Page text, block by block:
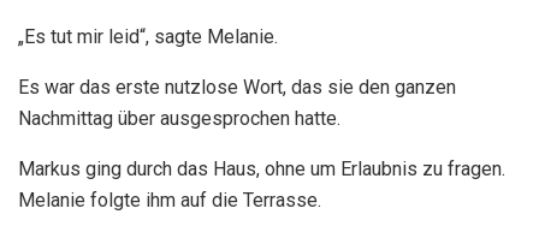
„Es tut mir leid“, sagte Melanie.
Es war das erste nutzlose Wort, das sie den ganzen
Nachmittag über ausgesprochen hatte.
Markus ging durch das Haus, ohne um Erlaubnis zu fragen.
Melanie folgte ihm auf die Terrasse.